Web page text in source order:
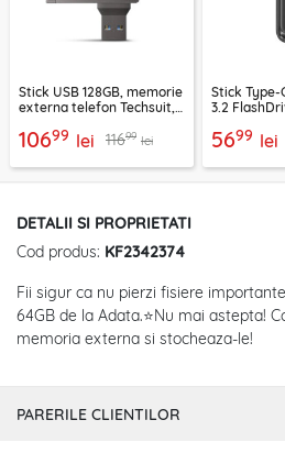
Stick USB 128GB, memorie
externa telefon Techsuit,
10699 lei 11699 lei
Stick Type-
3.2
5699 lei
DETALII SI PROPRIETATI
Cod produs: KF2342374
Fii sigur ca nu pierzi fisiere
64GB de la Adata.⭐Nu mai astepta!
memoria externa si stocheaza-le!
PARERILE CLIENTILOR